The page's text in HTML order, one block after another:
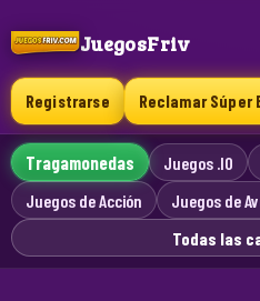
JuegosFriv
Registrarse Reclamar Súper
Tragamonedas Juegos .IO
Juegos de Acción
Juegos de
Todas las